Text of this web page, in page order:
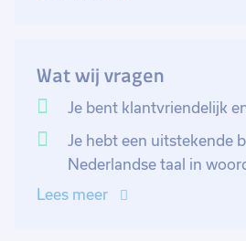
Wat wij vragen
Je bent klantvriendelijk
Je hebt een uitstekende
Nederlandse taal in
Lees meer